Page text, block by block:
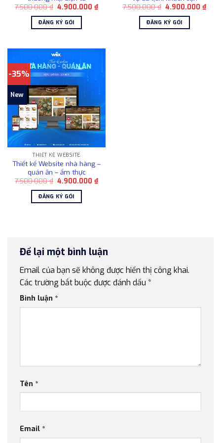
7.500.000₫ Giá
là:
7.500.000 ₫.
4.900.000₫Giá
ĐĂNG KÝ GÓI
7.500.000₫ Giá
là:
7.500.000 ₫.
4.900.000₫Giá
ĐĂNG KÝ GÓI
-35%
New
THIẾT KẾ WEBSITE
Thiết kế Website nhà hàng –
quán ăn – ẩm thực
7.500.000₫ Giá
là:
7.500.000 ₫.
4.900.000₫Giá
hiện
ĐĂNG KÝ GÓI
Để lại một bình luận
Email của bạn sẽ không được hiển thị công khai.
Các trường bắt buộc được đánh dấu *
Bình luận *
Tên *
Email *